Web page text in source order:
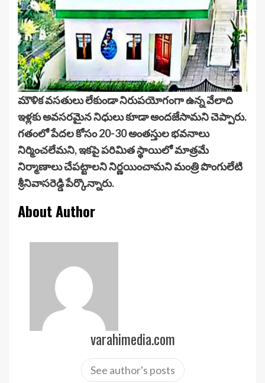
మౌళిక వసతులు లేకుండా నిరుపయోగంగా ఉన్న వేలాది
ఇళ్లకు అవసరమైన నిధులు కూడా అందజేసామని చెప్పారు.
గతంలో పేదల కోసం 20-30 అంతస్తుల భవనాలు
నిర్మించలేమని, ఇకపై పరిమిత స్థాయిలో మాత్రమే
నిర్మాణాలు చేపట్టాలని నిర్ణయించామని మంత్రి పొంగులేటి
శ్రీనివాసరెడ్డి పేర్కొన్నారు.
About Author
varahimedia.com
See author's posts